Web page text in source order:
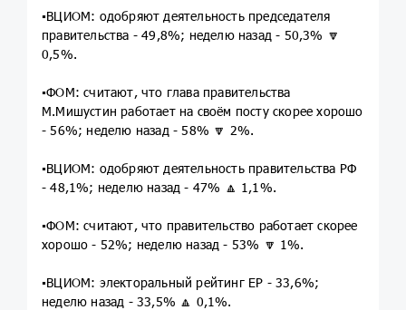
▪️ВЦИОМ: одобряют деятельность председателя
правительства - 49,8%; неделю назад - 50,3% 🔽
0,5%.
▪️ФОМ: считают, что глава правительства
М.Мишустин работает на своём посту скорее хорошо
- 56%; неделю назад - 58% 🔽 2%.
▪️ВЦИОМ: одобряют деятельность правительства РФ
- 48,1%; неделю назад - 47% 🔼 1,1%.
▪️ФОМ: считают, что правительство работает скорее
хорошо - 52%; неделю назад - 53% 🔽 1%.
▪️ВЦИОМ: электоральный рейтинг ЕР - 33,6%;
неделю назад - 33,5% 🔼 0,1%.